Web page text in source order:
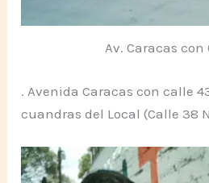
Av. Caracas con
. Avenida Caracas con calle
cuandras del Local (Calle 38